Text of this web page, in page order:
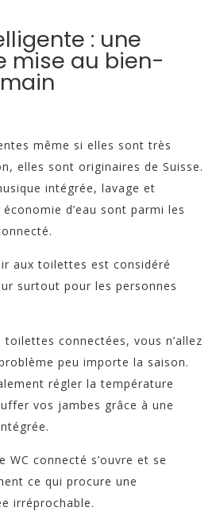
: une
mise au bien-
même si elles sont très
elles sont originaires de Suisse.
intégrée, lavage et
d’eau sont parmi les
aux toilettes est considéré
surtout pour les personnes
toilettes connectées, vous n’allez
peu importe la saison.
régler la température
vos jambes grâce à une
WC connecté s’ouvre et se
ce qui procure une
irréprochable.